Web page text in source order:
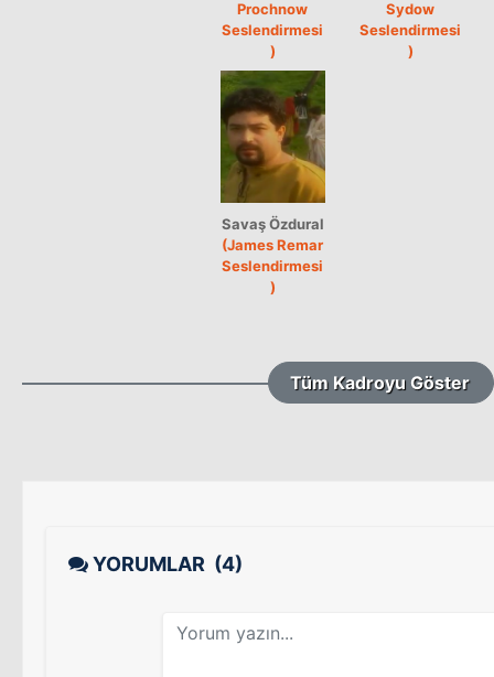
Prochnow
Seslendirmesi
)
Sydow
Seslendirmesi
)
Savaş Özdural
(James Remar
Seslendirmesi
)
Tüm Kadroyu Göster
YORUMLAR (4)